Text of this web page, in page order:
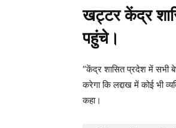
खट्टर केंद्र
पहुंचे।
“केंद्र शासित प्रदेश में सभी
करेगा कि लद्दाख में कोई भी
कहा।